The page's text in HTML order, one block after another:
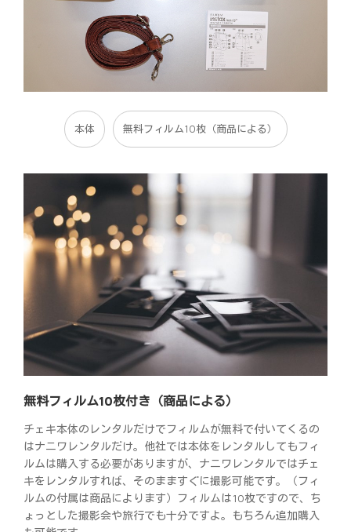
本体 無料フィルム10枚（商品による）
無料フィルム10枚付き（商品による）
チェキ本体のレンタルだけでフィルムが無料で付いてくるの
はナニワレンタルだけ。他社では本体をレンタルしてもフィ
ルムは購入する必要がありますが、ナニワレンタルではチェ
キをレンタルすれば、そのまますぐに撮影可能です。（フィ
ルムの付属は商品によります）フィルムは10枚ですので、ち
ょっとした撮影会や旅行でも十分ですよ。もちろん追加購入